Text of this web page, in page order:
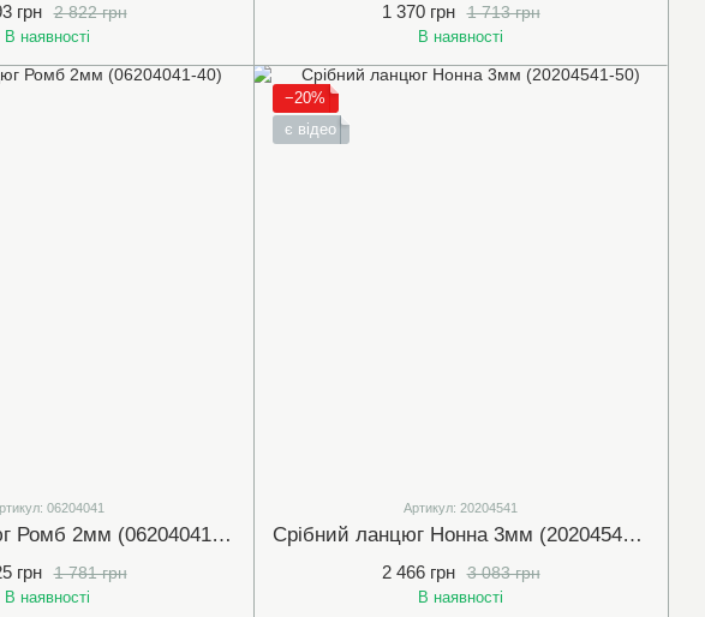
2 822 грн
грн
В наявності
1 713 грн
1 370 грн
В наявності
06204041
Срібний ланцюг Ромб 2мм (06204041-40)
1 781 грн
грн
В наявності
−20%
є відео
Артикул: 20204541
Срібний ланцюг Нонна 3мм (20204541-50)
3 083 грн
2 466 грн
В наявності